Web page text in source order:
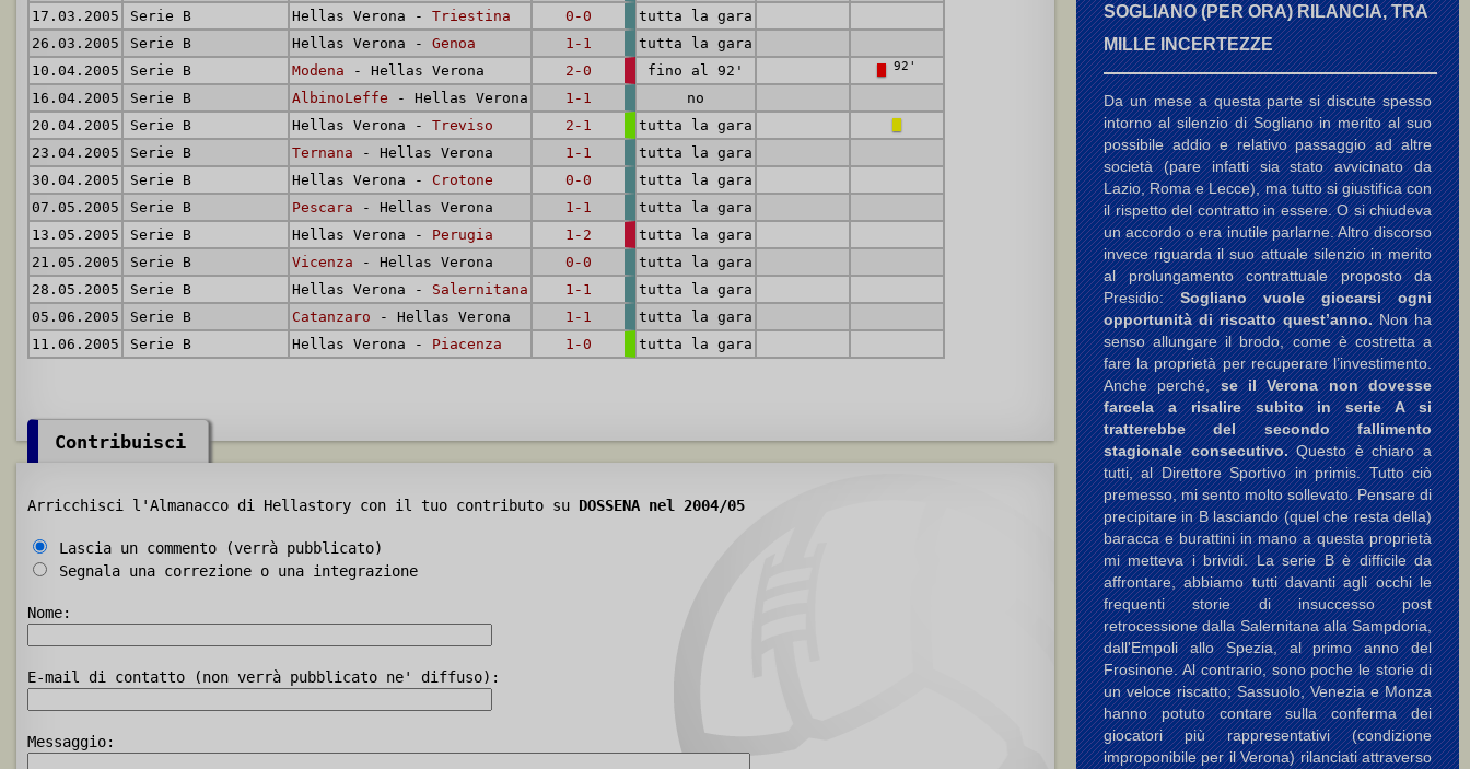
17.03.2005
Serie B Hellas Verona - Triestina 0-0
tutta la gara
26.03.2005
Serie B Hellas Verona - Genoa 1-1
tutta la gara
10.04.2005
Serie B Modena - Hellas Verona 2-0 fino al 92' 92'
16.04.2005 Serie B AlbinoLeffe - Hellas Verona 1-1
no
20.04.2005
Serie B Hellas Verona - Treviso 2-1
tutta la gara
23.04.2005
Serie B Ternana - Hellas Verona 1-1
tutta la gara
30.04.2005
Serie B Hellas Verona - Crotone 0-0
tutta la gara
07.05.2005
Serie B Pescara - Hellas Verona 1-1
tutta la gara
13.05.2005
Serie B Hellas Verona - Perugia 1-2
tutta la gara
21.05.2005
Serie B Vicenza - Hellas Verona 0-0
tutta la gara
28.05.2005
Serie B Hellas Verona - Salernitana 1-1
tutta la gara
05.06.2005
Serie B Catanzaro - Hellas Verona 1-1
tutta la gara
11.06.2005
Serie B Hellas Verona - Piacenza 1-0 tutta la gara
Contribuisci
Arricchisci l'Almanacco di Hellastory con il tuo contributo su DOSSENA nel 2004/05
Lascia un commento (verrà pubblicato)
Segnala una correzione o una integrazione
Nome:
E-mail di contatto (non verrà pubblicato ne' diffuso):
Messaggio:
SOGLIANO (PER ORA) RILANCIA, TRA
MILLE INCERTEZZE
Da un mese a questa parte si discute spesso
intorno al silenzio di Sogliano in merito al suo
possibile addio e relativo passaggio ad altre
società (pare infatti sia stato avvicinato da
Lazio, Roma e Lecce), ma tutto si giustifica con
il rispetto del contratto in essere. O si chiudeva
un accordo o era inutile parlarne. Altro discorso
invece riguarda il suo attuale silenzio in merito
al prolungamento contrattuale proposto da
Presidio:Sogliano vuole giocarsi ogni
opportunità di riscatto quest’anno.Non ha
senso allungare il brodo, come è costretta a
fare la proprietà per recuperare l’investimento.
Anche perché,se il Verona non dovesse
farcela a risalire subito in serie A si
tratterebbe del secondo fallimento
stagionale consecutivo.Questo è chiaro a
tutti, al Direttore Sportivo in primis. Tutto ciò
premesso, mi sento molto sollevato. Pensare di
precipitare in B lasciando (quel che resta della)
baracca e burattini in mano a questa proprietà
mi metteva i brividi. La serie B è difficile da
affrontare, abbiamo tutti davanti agli occhi le
frequenti storie di insuccesso post
retrocessione dalla Salernitana alla Sampdoria,
dall'Empoli allo Spezia, al primo anno del
Frosinone. Al contrario, sono poche le storie di
un veloce riscatto; Sassuolo, Venezia e Monza
hanno potuto contare sulla conferma dei
giocatori più rappresentativi (condizione
improponibile per il Verona) rilanciati attraverso